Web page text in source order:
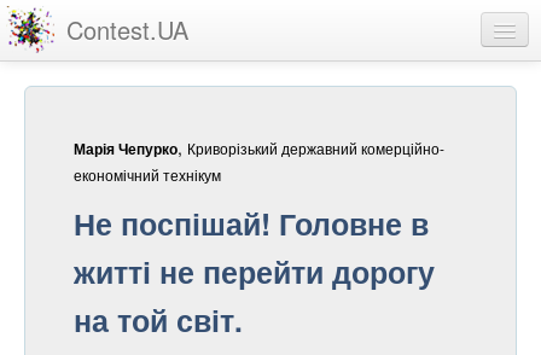
Contest.UA
Статистика
Про проект
реєстрація
Марія Чепурко, Криворізький державний комерційно-
економічний технікум
Не поспішай! Головне в
житті не перейти дорогу
на той світ.